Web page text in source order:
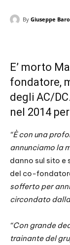
By Giuseppe
E’ morto
fondatore,
degli AC/
nel 2014
“È con una
annunciamo la
danno sul sito e
del co-
sofferto per
circondato
“Con grande
trainante del